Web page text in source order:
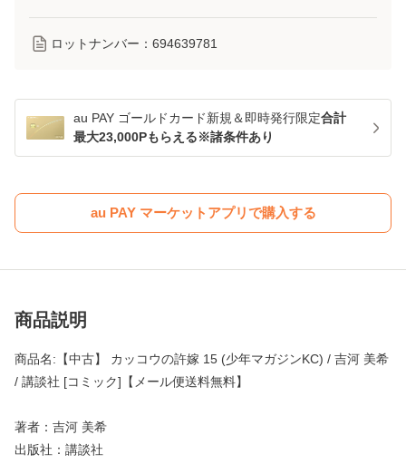
ロットナンバー： 694639781
au PAY ゴールドカード新規＆即時発行限定合計
最大23,000Pもらえる※諸条件あり
au PAY マーケットアプリで購入する
商品説明
商品名:【中古】 カッコウの許嫁 15 (少年マガジンKC) / 吉河 美希
/ 講談社 [コミック]【メール便送料無料】
著者：吉河 美希
出版社：講談社